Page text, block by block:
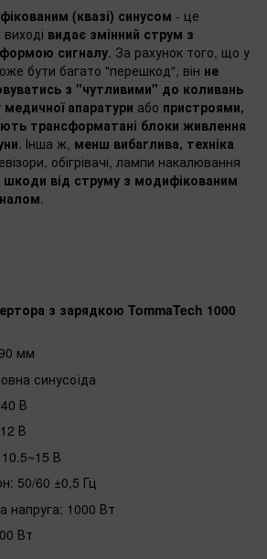
(квазі) синусом - це
видає змінний струм з
сигналу. За рахунок того, що у
бути багато "перешкод", він не
з "чутливими" до коливань
медичної апаратури або пристроями,
трансформатані блоки живлення
. Інша ж, менш вибаглива, техніка
обігрівачі, лампи накалювання
шкоди від струму з модифікованим
.
з зарядкою TommaTech 1000
мм
синусоїда
В
В
В
50/60 ±0,5 Гц
напруга: 1000 Вт
Вт